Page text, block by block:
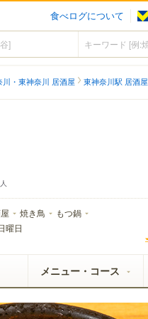
食べログについて
川・東神奈川 居酒屋 東神奈川駅 居酒屋
人
焼き鳥 もつ鍋
曜日
メニュー・コース